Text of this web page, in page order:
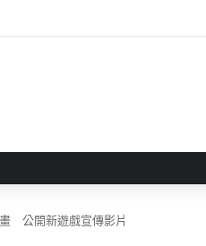
公開新遊戲宣傳影片